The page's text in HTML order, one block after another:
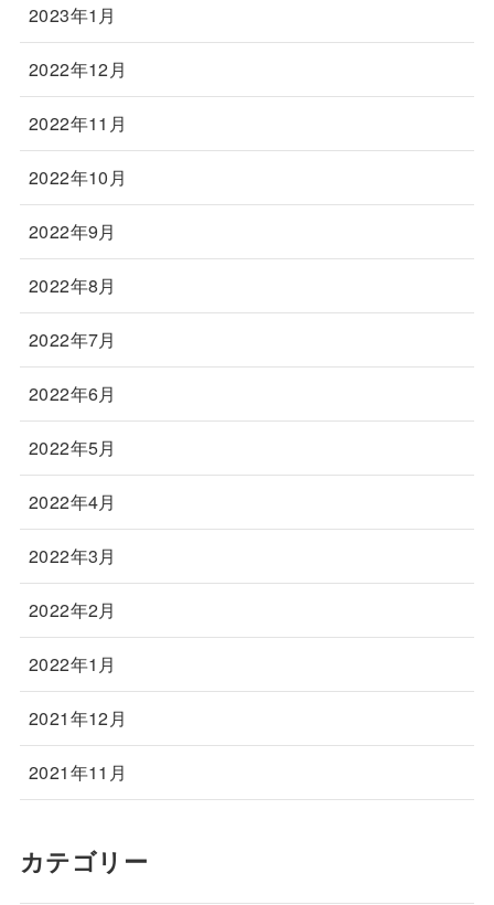
2023年1月
2022年12月
2022年11月
2022年10月
2022年9月
2022年8月
2022年7月
2022年6月
2022年5月
2022年4月
2022年3月
2022年2月
2022年1月
2021年12月
2021年11月
カテゴリー